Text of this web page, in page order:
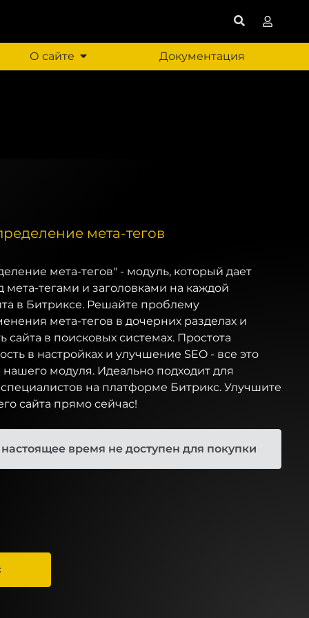
О сайте Документация
мета-тегов
мета-тегов" - модуль, который дает
мета-тегами и заголовками на каждой
в Битриксе. Решайте проблему
мета-тегов в дочерних разделах и
сайта в поисковых системах. Простота
в настройках и улучшение SEO - все это
модуля. Идеально подходит для
на платформе Битрикс. Улучшите
сайта прямо сейчас!
время не доступен для покупки